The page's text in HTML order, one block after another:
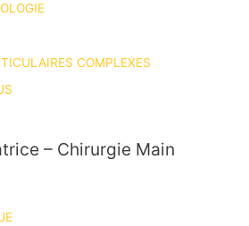
COMPLEXES
– Chirurgie Main